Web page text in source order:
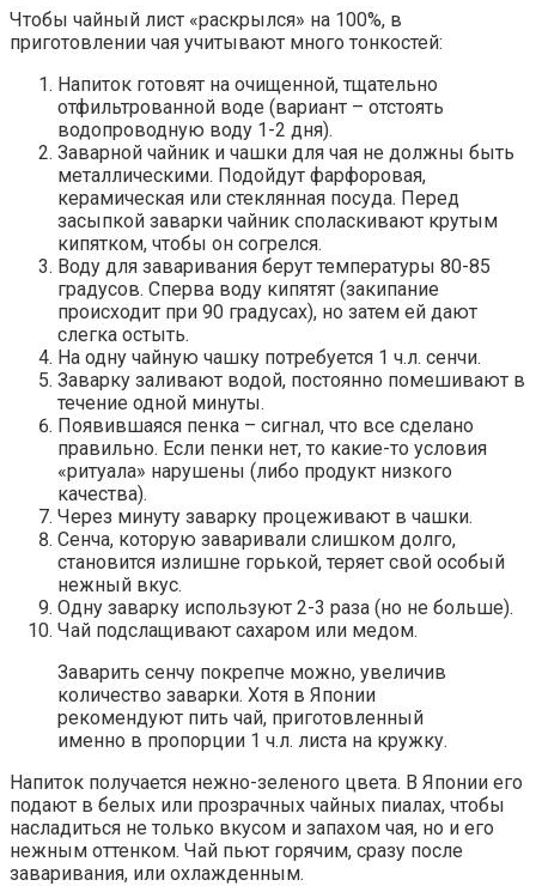
Чтобы чайный лист «раскрылся» на 100%, в
приготовлении чая учитывают много тонкостей:
Напиток готовят на очищенной, тщательно
отфильтрованной воде (вариант – отстоять
водопроводную воду 1-2 дня).
Заварной чайник и чашки для чая не должны быть
металлическими. Подойдут фарфоровая,
керамическая или стеклянная посуда. Перед
засыпкой заварки чайник споласкивают крутым
кипятком, чтобы он согрелся.
Воду для заваривания берут температуры 80-85
градусов. Сперва воду кипятят (закипание
происходит при 90 градусах), но затем ей дают
слегка остыть.
На одну чайную чашку потребуется 1 ч.л. сенчи.
Заварку заливают водой, постоянно помешивают в
течение одной минуты.
Появившаяся пенка – сигнал, что все сделано
правильно. Если пенки нет, то какие-то условия
«ритуала» нарушены (либо продукт низкого
качества).
Через минуту заварку процеживают в чашки.
Сенча, которую заваривали слишком долго,
становится излишне горькой, теряет свой особый
нежный вкус.
Одну заварку используют 2-3 раза (но не больше).
Чай подслащивают сахаром или медом.
Заварить сенчу покрепче можно, увеличив
количество заварки. Хотя в Японии
рекомендуют пить чай, приготовленный
именно в пропорции 1 ч.л. листа на кружку.
Напиток получается нежно-зеленого цвета. В Японии его
подают в белых или прозрачных чайных пиалах, чтобы
насладиться не только вкусом и запахом чая, но и его
нежным оттенком. Чай пьют горячим, сразу после
заваривания, или охлажденным.